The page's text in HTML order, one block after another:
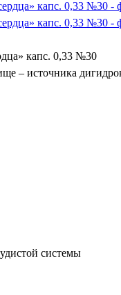
капс. 0,33 №30
– источника
системы